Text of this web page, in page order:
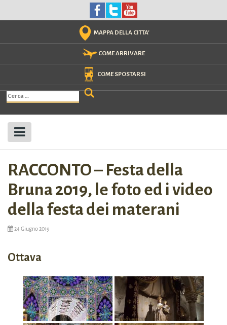
MAPPA DELLA CITTA'
COME ARRIVARE
COME SPOSTARSI
Ricerca
per:
RACCONTO – Festa della
Bruna 2019, le foto ed i video
della festa dei materani
24 Giugno 2019
Ottava